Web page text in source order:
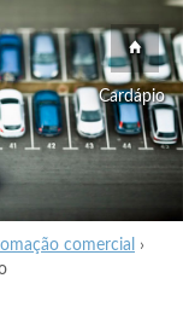
Cardápio
comercial
›